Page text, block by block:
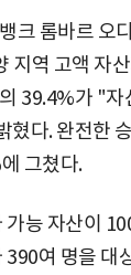
크 롬바르 오
지역 고액 자
39.4%가 "자
혔다. 완전한
그쳤다.
능 자산이
여 명을 대